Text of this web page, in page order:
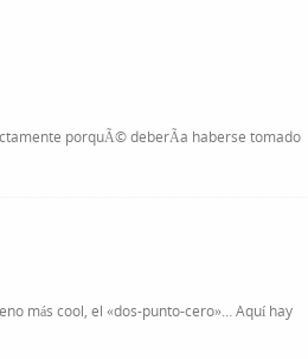
porquÃ© deberÃ­a haberse tomado
más cool, el «dos-punto-cero»… Aquí hay